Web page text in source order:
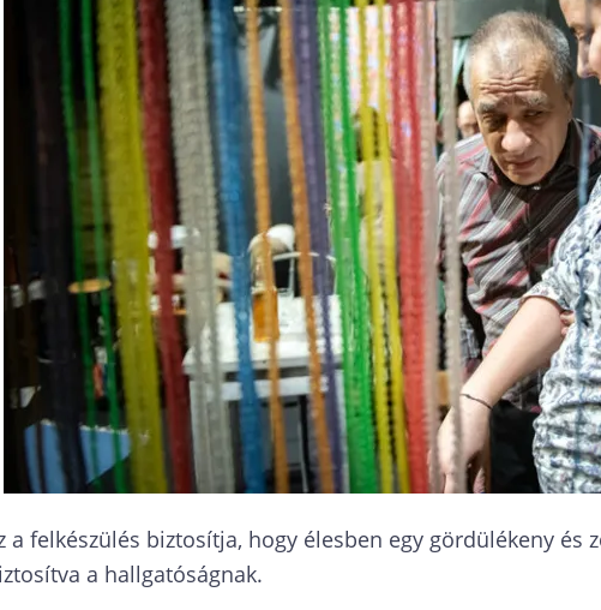
a felkészülés biztosítja, hogy élesben egy gördülékeny és
a hallgatóságnak.